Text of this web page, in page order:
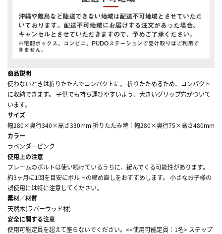
商品説明
使わないときは折りたたんでコンパクトに。 折りたためるため、コンパクト
に収納できます。 子供でも持ち運びやすいよう、大きいグリップ穴がついて
います。
サイズ
幅280×奥行340×高さ330mm 折りたたみ時：幅280×奥行75×高さ480mm
カラー
ラベンダーピンク
使用上の注意
フレームのボルトは使い続けているうちに、緩んでくる可能性があります。
約3ヶ月に1回を目安にボルトの締め直しをおすすめします。 小さなお子様の
誤使用には特に注意してください。
素材／材質
天然木(ラバーウッド材)
安全に関する注意
使用可能定員を超えて座らないでください。<<使用可能定員：1名> ステップ